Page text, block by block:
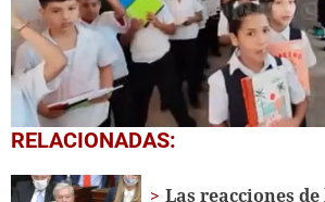
0
seconds
1
RELACIONADAS:
Las reacciones